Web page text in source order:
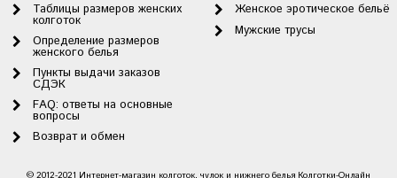
Таблицы размеров женских
колготок
Определение размеров
женского белья
Пункты выдачи заказов
СДЭК
FAQ: ответы на основные
вопросы
Возврат и обмен
Женское эротическое бельё
Мужские трусы
© 2012-2021 Интернет-магазин колготок, чулок и нижнего белья Колготки-Онлайн